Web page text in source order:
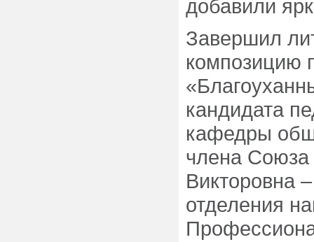
добавили
Завершил
композицию
кандидата
кафедры
члена Союза
Викторовна
отделения